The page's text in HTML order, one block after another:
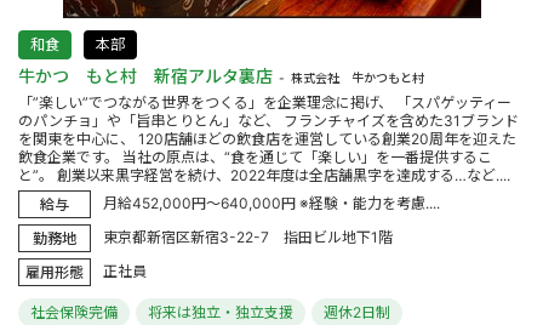
和食 本部
牛かつ もと村 新宿アルタ裏店 株式会社 牛かつもと村
「”楽しい”でつながる世界をつくる」を企業理念に掲げ、 「スパゲッティー
のパンチョ」や「旨串とりとん」など、 フランチャイズを含めた31ブランド
を関東を中心に、 120店舗ほどの飲食店を運営している創業20周年を迎えた
飲食企業です。 当社の原点は、“食を通じて「楽しい」を一番提供するこ
と”。 創業以来黒字経営を続け、2022年度は全店舗黒字を達成する…など....
給与
月給452,000円～640,000円 ※経験・能力を考慮....
勤務地
東京都新宿区新宿3-22-7 指田ビル地下1階
雇用形態
正社員
社会保険完備 将来は独立・独立支援
週休2日制